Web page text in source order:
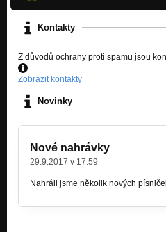
Kontakty
Z důvodů ochrany proti spamu jsou
Zobrazit kontakty
Novinky
Nové nahrávky
29.9.2017 v 17:59
Nahráli jsme několik nových